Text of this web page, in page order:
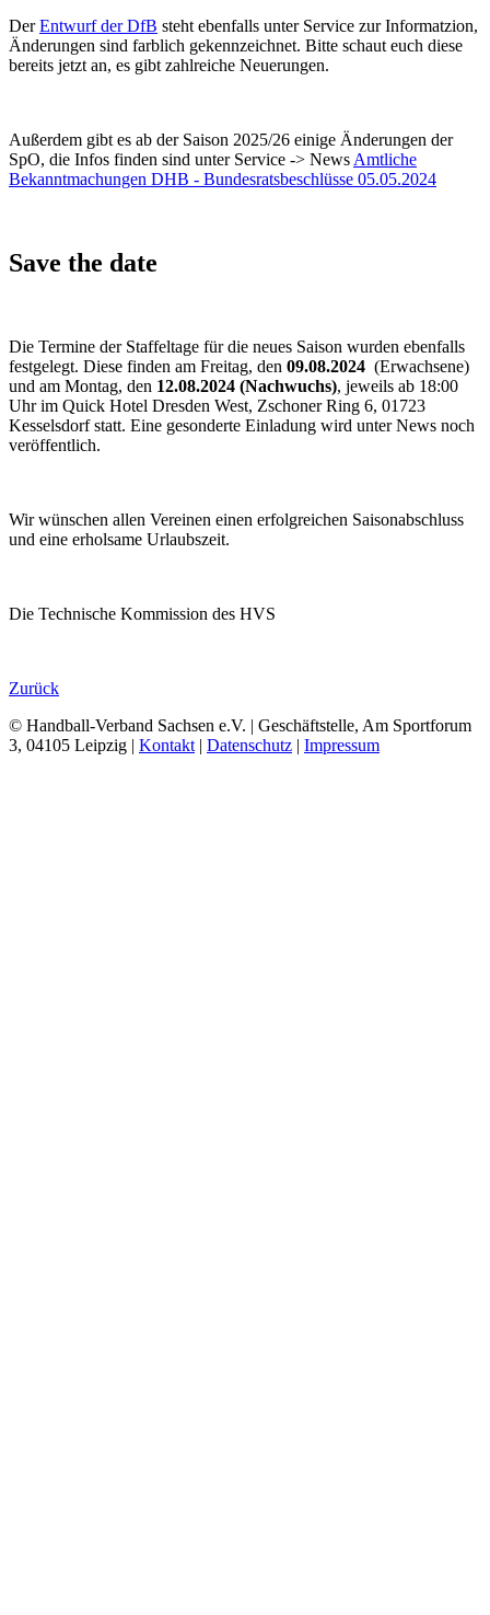
DerEntwurf der DfB steht ebenfalls unter Service zur Informatzion,
Änderungen sind farblich gekennzeichnet. Bitte schaut euch diese
bereits jetzt an, es gibt zahlreiche Neuerungen.
Außerdem gibt es ab der Saison 2025/26 einige Änderungen der
SpO, die Infos finden sind unter Service -> NewsAmtliche
Bekanntmachungen DHB - Bundesratsbeschlüsse 05.05.2024
Save the date
Die Termine der Staffeltage für die neues Saison wurden ebenfalls
festgelegt. Diese finden am Freitag, den 09.08.2024 (Erwachsene)
und am Montag, den 12.08.2024 (Nachwuchs), jeweils ab 18:00
Uhr im Quick Hotel Dresden West, Zschoner Ring 6, 01723
Kesselsdorf statt. Eine gesonderte Einladung wird unter News noch
veröffentlich.
Wir wünschen allen Vereinen einen erfolgreichen Saisonabschluss
und eine erholsame Urlaubszeit.
Die Technische Kommission des HVS
Zurück
© Handball-Verband Sachsen e.V. | Geschäftstelle, Am Sportforum
3, 04105 Leipzig | Kontakt | Datenschutz | Impressum